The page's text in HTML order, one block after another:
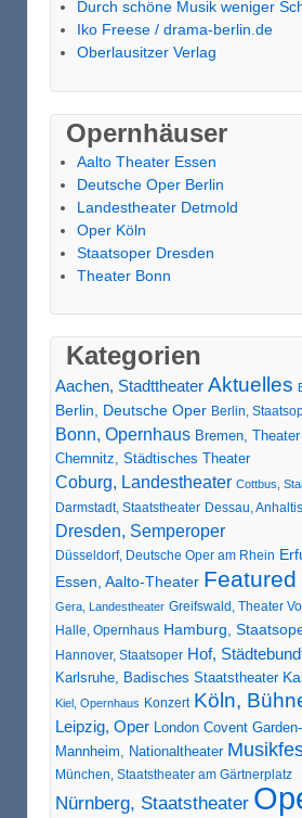
Durch schöne Musik weniger
Iko Freese / drama-berlin.de
Oberlausitzer Verlag
Opernhäuser
Aalto Theater Essen
Deutsche Oper Berlin
Landestheater Detmold
Oper Köln
Staatsoper Dresden
Theater Bonn
Kategorien
Aachen, Stadttheater Aktuelles
Berlin, Deutsche Oper Berlin,
Bonn, Opernhaus Bremen,
Chemnitz, Städtisches Theater
Coburg, Landestheater Cottbus,
Darmstadt, Staatstheater Dessau,
Dresden, Semperoper
Düsseldorf, Deutsche Oper am Rhein
Essen, Aalto-Theater Featured
Gera, Landestheater Greifswald, Theater
Halle, Opernhaus Hamburg,
Hannover, Staatsoper Hof,
Karlsruhe, Badisches Staatstheater
Kiel, Opernhaus Konzert Köln,
Leipzig, Oper London Covent
Mannheim, Nationaltheater
München, Staatstheater am Gärtnerplatz
Nürnberg, Staatstheater